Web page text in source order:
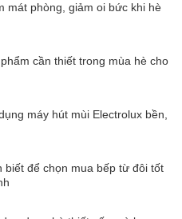
mát phòng, giảm oi bức khi hè
cần thiết trong mùa hè cho
máy hút mùi Electrolux bền,
biết để chọn mua bếp từ đôi tốt